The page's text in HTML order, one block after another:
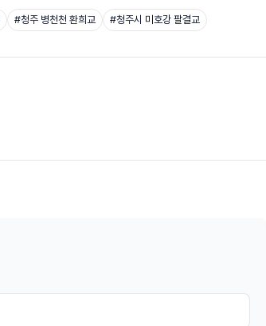
#청주 병천천 환희교 #청주시 미호강 팔결교